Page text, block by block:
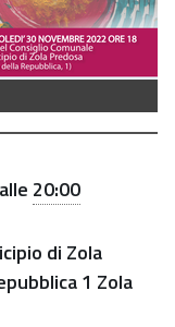
20:00
di Zola
1 Zola